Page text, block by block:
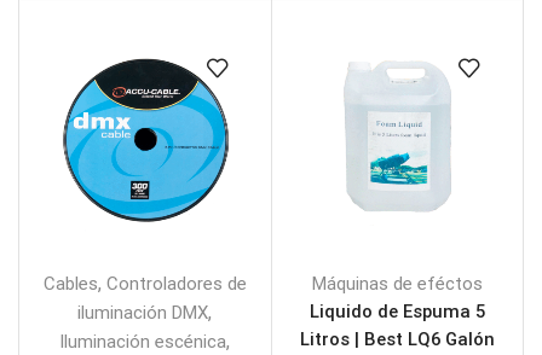
Cables, Controladores de
iluminación DMX,
Iluminación escénica,
Máquinas de eféctos
Liquido de Espuma 5
Litros | Best LQ6 Galón